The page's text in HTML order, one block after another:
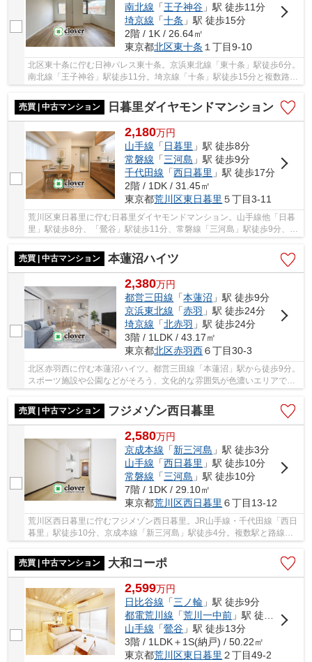
南北線 「王子神谷 」駅 徒歩11分
埼京線 「十条 」駅 徒歩15分
2階 / 1K / 26.64㎡
東京都北区東十条 １丁目9-10
北区東十条に佇む日神パレス東十条。京浜東北線「東十条」駅徒歩6分。
南北線「王子神谷」駅徒歩11分。埼京線「十条」駅徒歩15分と複数路線
利用可能で利便性に富んだ立地です。周辺には...
売買 | 中古マンション
日暮里ダイヤモンドマンション
2,180万円
山手線 「日暮里 」駅 徒歩8分
常磐線 「三河島 」駅 徒歩9分
千代田線 「西日暮里 」駅 徒歩17分
2階 / 1DK / 31.45㎡
東京都荒川区東日暮里 ５丁目3-11
荒川区東日暮里に佇む日暮里ダイヤモンドマンション。山手線他「日暮
里」駅徒歩8分、「鶯谷」駅徒歩11分、常磐線「三河島」駅徒歩9分、千
代田線「西日暮里」駅徒歩17分。複数路線利用...
売買 | 中古マンション
本蓮沼ハイツ
2,380万円
都営三田線 「本蓮沼 」駅 徒歩9分
京浜東北線 「赤羽 」駅 徒歩24分
埼京線 「北赤羽 」駅 徒歩24分
3階 / 1LDK / 43.17㎡
東京都北区赤羽西６丁目30-3
北区赤羽西に佇む本蓮沼ハイツ。都営三田線「本蓮沼」駅から徒歩9分。
スポーツ施設や公園などがそろう、文化的な雰囲気が色濃いエリアで
売買 | 中古マンション
フジメゾン西日暮里
2,580万円
京成本線 「新三河島 」駅 徒歩3分
山手線 「西日暮里 」駅 徒歩10分
常磐線 「三河島 」駅 徒歩10分
7階 / 1DK / 29.10㎡
東京都荒川区西日暮里 ６丁目13-12
荒川区西日暮里に佇むフジメゾン西日暮里。JR山手線・千代田線「西日
暮里」駅徒歩10分、京成本線「新三河島」駅徒歩4分。複数駅と路線が
売買 | 中古マンション
大和コーポ
2,599万円
日比谷線 「三ノ輪 」駅 徒歩9分
都電荒川線 「荒川一中前 」駅 徒歩12分
山手線 「鶯谷 」駅 徒歩13分
3階 / 1LDK＋1S(納戸) / 50.22㎡
東京都荒川区東日暮里 ２丁目49-2